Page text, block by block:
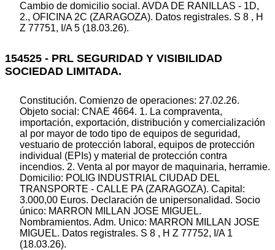
Cambio de domicilio social. AVDA DE RANILLAS - 1D,
2., OFICINA 2C (ZARAGOZA). Datos registrales. S 8 , H
Z 77751, I/A 5 (18.03.26).
154525 - PRL SEGURIDAD Y VISIBILIDAD
SOCIEDAD LIMITADA.
Constitución. Comienzo de operaciones: 27.02.26.
Objeto social: CNAE 4664. 1. La compraventa,
importación, exportación, distribución y comercialización
al por mayor de todo tipo de equipos de seguridad,
vestuario de protección laboral, equipos de protección
individual (EPIs) y material de protección contra
incendios. 2. Venta al por mayor de maquinaria, herramie.
Domicilio: POLIG INDUSTRIAL CIUDAD DEL
TRANSPORTE - CALLE PA (ZARAGOZA). Capital:
3.000,00 Euros. Declaración de unipersonalidad. Socio
único: MARRON MILLAN JOSE MIGUEL.
Nombramientos. Adm. Unico: MARRON MILLAN JOSE
MIGUEL. Datos registrales. S 8 , H Z 77752, I/A 1
(18.03.26).